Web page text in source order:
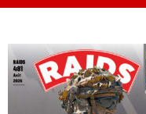
Panneau de gestion des